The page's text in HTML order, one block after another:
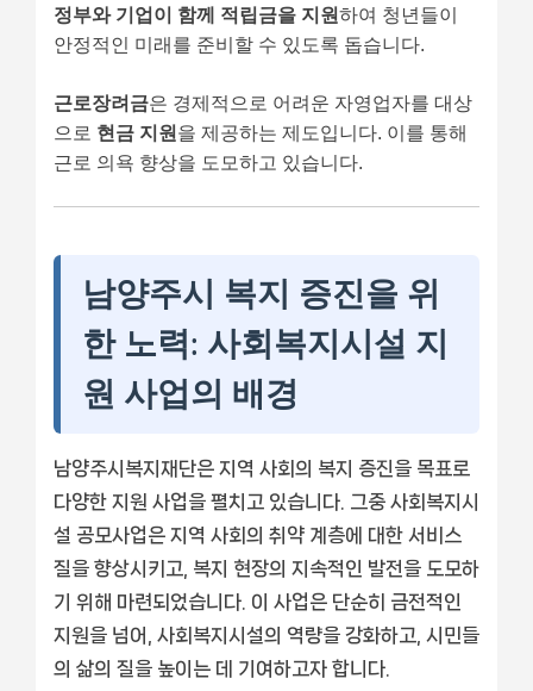
정부와 기업이 함께 적립금을 지원하여 청년들이
안정적인 미래를 준비할 수 있도록 돕습니다.
근로장려금은 경제적으로 어려운 자영업자를 대상
으로 현금 지원 을 제공하는 제도입니다. 이를 통해
근로 의욕 향상을 도모하고 있습니다.
남양주시 복지 증진을 위
한 노력: 사회복지시설 지
원 사업의 배경
남양주시복지재단은 지역 사회의 복지 증진을 목표로
다양한 지원 사업을 펼치고 있습니다. 그중 사회복지시
설 공모사업은 지역 사회의 취약 계층에 대한 서비스
질을 향상시키고, 복지 현장의 지속적인 발전을 도모하
기 위해 마련되었습니다. 이 사업은 단순히 금전적인
지원을 넘어, 사회복지시설의 역량을 강화하고, 시민들
의 삶의 질을 높이는 데 기여하고자 합니다.